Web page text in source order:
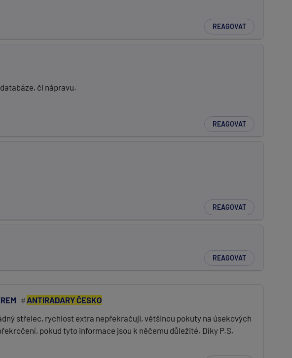
REAGOVAT
či nápravu.
REAGOVAT
REAGOVAT
REAGOVAT
ANTIRADARY ČESKO
střelec, rychlost extra nepřekračuji, většinou pokuty na úsekových
pokud tyto informace jsou k něčemu důležité. Díky P.S.